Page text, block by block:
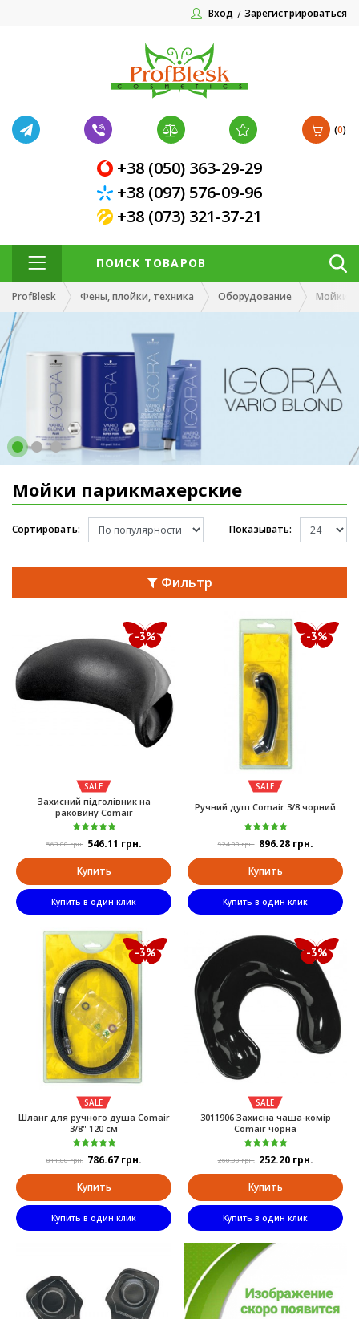
Вход Зарегистрироваться
(0)
+38 (050) 363-29-29
+38 (097) 576-09-96
+38 (073) 321-37-21
ProfBlesk Фены, плойки, техника Оборудование Мойки
Мойки парикмахерские
Сортировать: Показывать:
Фильтр
-3%
SALE
Захисний підголівник на
раковину Comair
563.00 грн. 546.11 грн.
Купить
Купить в один клик
-3%
SALE
Ручний душ Comair 3/8 чорний
924.00 грн. 896.28 грн.
Купить
Купить в один клик
-3%
SALE
Шланг для ручного душа Comair
3/8" 120 см
811.00 грн. 786.67 грн.
Купить
Купить в один клик
-3%
SALE
3011906 Захисна чаша-комір
Comair чорна
260.00 грн. 252.20 грн.
Купить
Купить в один клик